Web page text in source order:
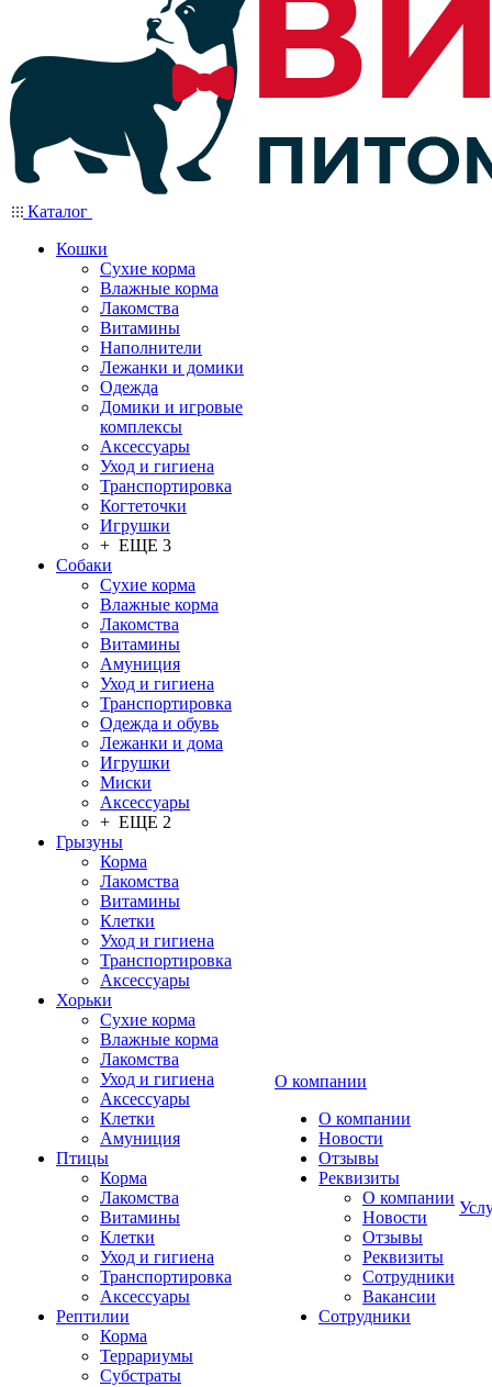
Каталог
Кошки
Сухие корма
Влажные корма
Лакомства
Витамины
Наполнители
Лежанки и домики
Одежда
Домики и игровые
комплексы
Аксессуары
Уход и гигиена
Транспортировка
Когтеточки
Игрушки
+ ЕЩЕ 3
Собаки
Сухие корма
Влажные корма
Лакомства
Витамины
Амуниция
Уход и гигиена
Транспортировка
Одежда и обувь
Лежанки и дома
Игрушки
Миски
Аксессуары
+ ЕЩЕ 2
Грызуны
Корма
Лакомства
Витамины
Клетки
Уход и гигиена
Транспортировка
Аксессуары
Хорьки
Сухие корма
Влажные корма
Лакомства
Уход и гигиена
Аксессуары
Клетки
Амуниция
Птицы
Корма
Лакомства
Витамины
Клетки
Уход и гигиена
Транспортировка
Аксессуары
Рептилии
Корма
Террариумы
Субстраты
О компании
О компании
Новости
Отзывы
Реквизиты
О компании
Новости
Отзывы
Реквизиты
Сотрудники
Вакансии
Сотрудники